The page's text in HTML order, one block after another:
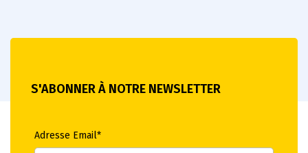
S'ABONNER À NOTRE NEWSLETTER
Adresse Email*